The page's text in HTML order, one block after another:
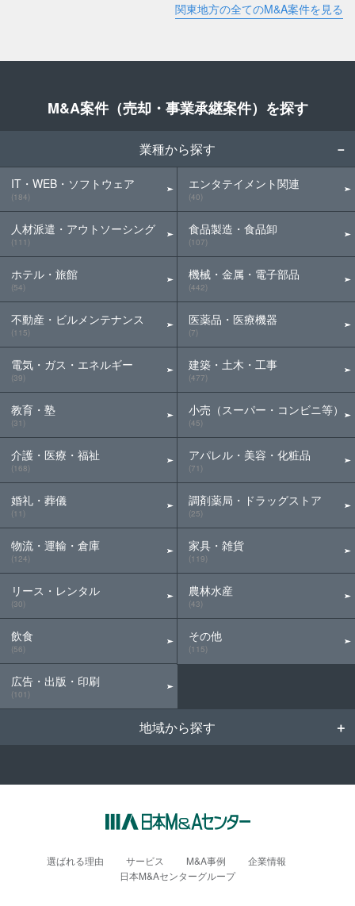
関東地方の全てのM&A案件を見る
M&A案件（売却・事業承継案件）を探す
業種から探す
IT・WEB・ソフトウェア
(184)
人材派遣・アウトソーシング
(111)
ホテル・旅館
(54)
不動産・ビルメンテナンス
(115)
電気・ガス・エネルギー
(39)
教育・塾
(31)
介護・医療・福祉
(168)
婚礼・葬儀
(11)
物流・運輸・倉庫
(124)
リース・レンタル
(30)
飲食
(56)
広告・出版・印刷
(101)
エンタテイメント関連
(40)
食品製造・食品卸
(107)
機械・金属・電子部品
(442)
医薬品・医療機器
(7)
建築・土木・工事
(477)
小売（スーパー・コンビニ等）
(45)
アパレル・美容・化粧品
(71)
調剤薬局・ドラッグストア
(25)
家具・雑貨
(119)
農林水産
(43)
その他
(115)
地域から探す
選ばれる理由 サービス M&A事例
企業情報
日本M&Aセンターグループ